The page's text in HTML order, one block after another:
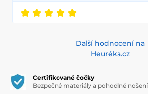
Další hodnocení na
Heuréka.cz
Certifikované čočky
Bezpečné materiály a pohodlné nošení